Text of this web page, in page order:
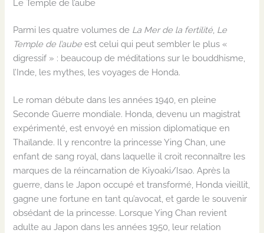
Le Temple de l’aube
Parmi les quatre volumes de La Mer de la fertilité Le
Temple de l’aube est celui qui peut sembler le plus «
digressif » : beaucoup de méditations sur le bouddhisme,
l’Inde, les mythes, les voyages de Honda.
Le roman débute dans les années 1940, en pleine
Seconde Guerre mondiale. Honda, devenu un magistrat
expérimenté, est envoyé en mission diplomatique en
Thaïlande. Il y rencontre la princesse Ying Chan, une
enfant de sang royal, dans laquelle il croit reconnaître les
marques de la réincarnation de Kiyoaki/Isao. Après la
guerre, dans le Japon occupé et transformé, Honda vieillit,
gagne une fortune en tant qu’avocat, et garde le souvenir
obsédant de la princesse. Lorsque Ying Chan revient
adulte au Japon dans les années 1950, leur relation